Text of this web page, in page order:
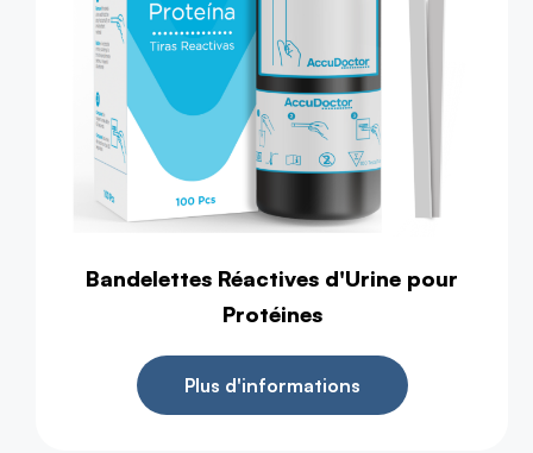
Bandelettes Réactives d'Urine pour
Protéines
Plus d'informations